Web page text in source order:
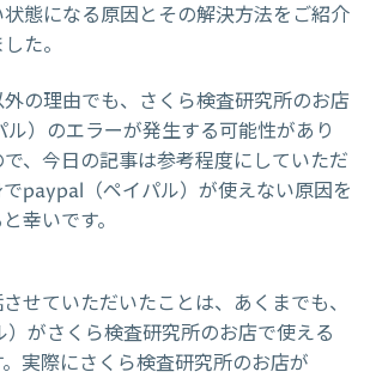
態になる原因とその解決方法をご紹介
た。
の理由でも、さくら検査研究所のお店
）のエラーが発生する可能性があり
、今日の記事は参考程度にしていただ
paypal（ペイパル）が使えない原因を
幸いです。
せていただいたことは、あくまでも、
がさくら検査研究所のお店で使える
実際にさくら検査研究所のお店が